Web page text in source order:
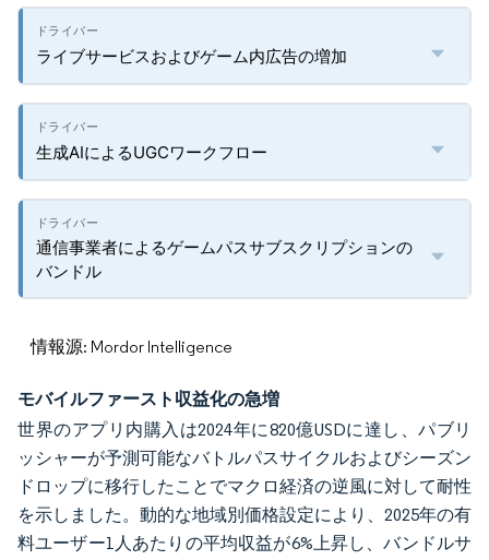
ライブサービスおよびゲーム内広告の増加
生成AIによるUGCワークフロー
通信事業者によるゲームパスサブスクリプションの
バンドル
情報源: Mordor Intelligence
モバイルファースト収益化の急増
世界のアプリ内購入は2024年に820億USDに達し、パブリ
ッシャーが予測可能なバトルパスサイクルおよびシーズン
ドロップに移行したことでマクロ経済の逆風に対して耐性
を示しました。動的な地域別価格設定により、2025年の有
料ユーザー1人あたりの平均収益が6%上昇し、バンドルサ